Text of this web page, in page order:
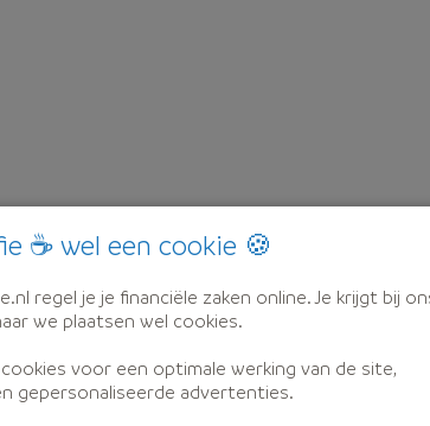
☕ wel een cookie 🍪
regel je je financiële zaken online. Je krijgt bij
we plaatsen wel cookies.
voor een optimale werking van de site,
gepersonaliseerde advertenties.